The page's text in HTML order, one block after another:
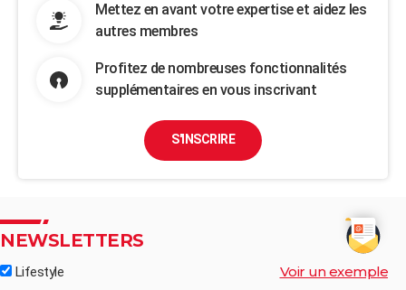
Mettez en avant votre expertise et aidez les
autres membres
Profitez de nombreuses fonctionnalités
supplémentaires en vous inscrivant
S'INSCRIRE
NEWSLETTERS
Lifestyle Voir un exemple